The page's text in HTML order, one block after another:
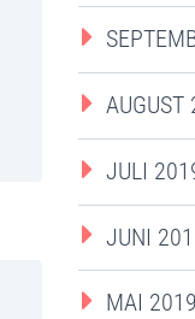
AUGUST
JULI
JUNI
MAI 2019